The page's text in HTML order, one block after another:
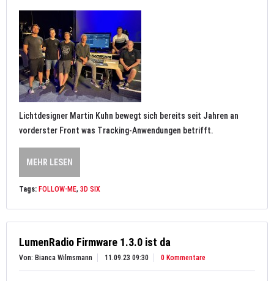
Lichtdesigner Martin Kuhn bewegt sich bereits seit Jahren an
vorderster Front was Tracking-Anwendungen betrifft.
MEHR LESEN
Tags: FOLLOW-ME, 3D SIX
LumenRadio Firmware 1.3.0 ist da
Von: Bianca Wilmsmann 11.09.23 09:30 0 Kommentare